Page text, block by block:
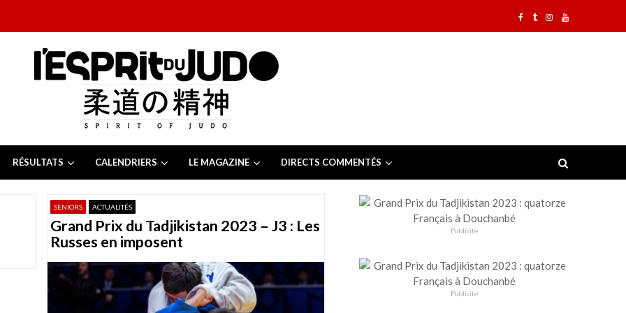
RÉSULTATS CALENDRIERS LE MAGAZINE DIRECTS COMMENTÉS
juillet 2026
juillet 2026
13 juillet 2026
Tchèque 20266 juillet 2026
SENIORS ACTUALITÉS
Grand Prix du Tadjikistan 2023 – J3 : Les
Russes en imposent
Publicité
Publicité